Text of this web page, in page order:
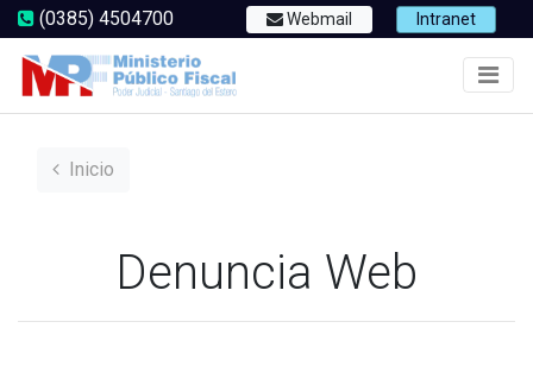
(0385) 4504700 Webmail Intranet
Inicio
Denuncia Web